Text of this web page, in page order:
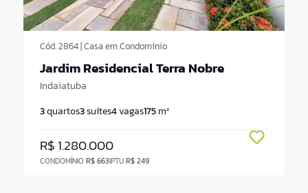
Cód. 2864 | Casa em Condomínio
Jardim Residencial Terra Nobre
Indaiatuba
3quartos3suítes4vagas175m²
R$ 1.280.000
CONDOMÍNIOR$ 663IPTUR$ 249